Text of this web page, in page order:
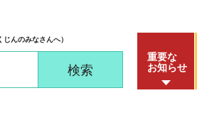
じんのみなさんへ）
重要な
お知らせ